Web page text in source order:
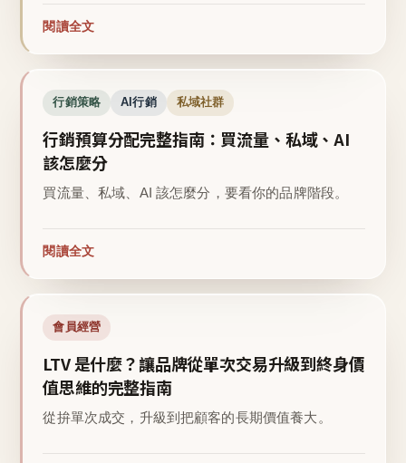
閱讀全文
行銷策略 AI行銷 私域社群
行銷預算分配完整指南：買流量、私域、AI
該怎麼分
買流量、私域、AI 該怎麼分，要看你的品牌階段。
閱讀全文
會員經營
LTV 是什麼？讓品牌從單次交易升級到終身價
值思維的完整指南
從拚單次成交，升級到把顧客的長期價值養大。